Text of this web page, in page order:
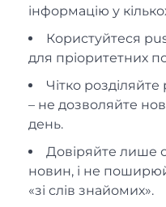
інформацію у
Користуйтеся
для пріоритетних
Чітко
– не дозволяйте
день.
Довіряйте лише
новин, і не
«зі слів знайомих».